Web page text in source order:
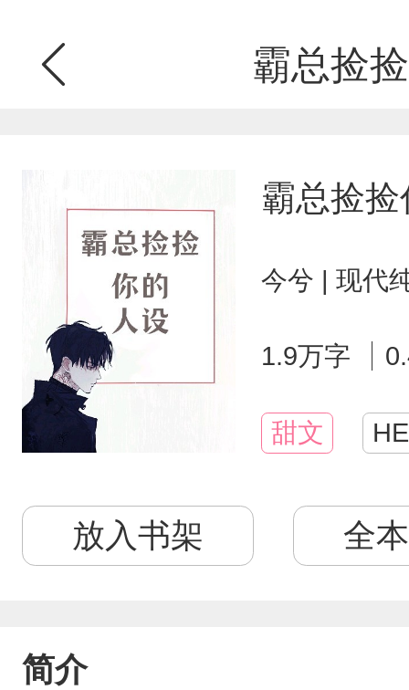
霸总捡
霸总捡
今兮 | 现代
1.9万字
甜文 HE
放入书架 全
简介